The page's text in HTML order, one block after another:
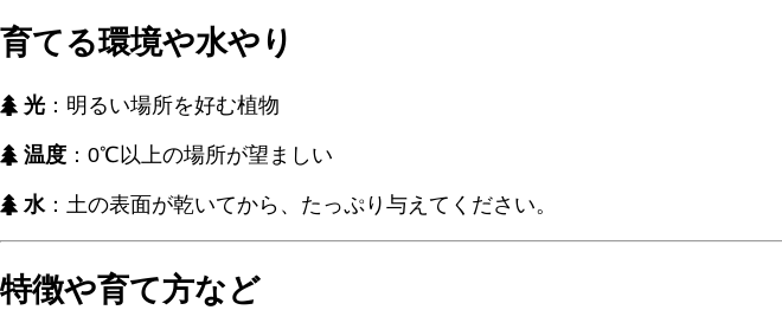
育てる環境や水やり
光 ：明るい場所を好む植物
温度 ：0℃以上の場所が望ましい
水：土の表面が乾いてから、たっぷり与えてください。
特徴や育て方など